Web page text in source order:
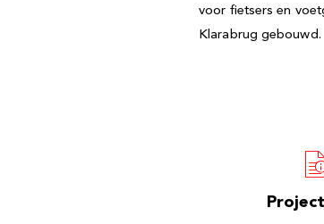
voor fietsers en
Klarabrug gebouwd.